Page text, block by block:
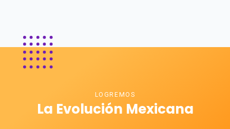
LOGREMOS
La Evolución Mexicana